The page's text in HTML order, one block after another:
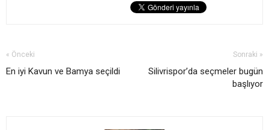
« Önceki
En iyi Kavun ve Bamya seçildi
Sonraki »
Silivrispor’da seçmeler bugün
başlıyor